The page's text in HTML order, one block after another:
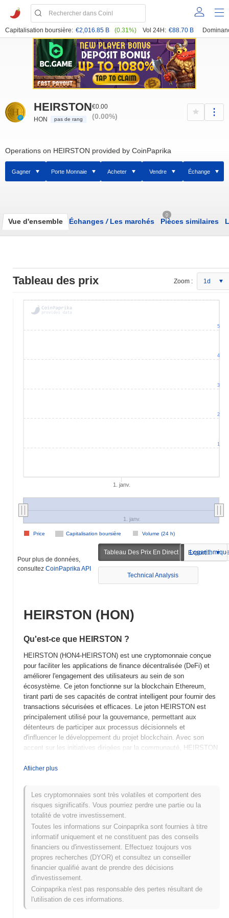
Capitalisation boursière: €2,016.85 B (0.31%) Vol 24H: €88.70 B
HEIRSTON
HON pas de rang
€0.00
(0.00%)
Operations on HEIRSTON provided by CoinPaprika
Gagner Porte Monnaie Acheter Vendre Échange
Vue d'ensemble Échanges /Les marchés
0
Pièces similaires
Tableau des prix Zoom : 1d
1. janv.
Capitalisation boursière Volume (24 h)
Price
1. janv.
1
2
3
4
5
Pour plus de données,
consultez CoinPaprika API
Tableau Des Prix En Direct Exportation
Technical Analysis
HEIRSTON (HON)
Qu'est-ce que HEIRSTON ?
HEIRSTON (HON4-HEIRSTON) est une cryptomonnaie conçue
pour faciliter les applications de finance décentralisée (DeFi) et
améliorer l'engagement des utilisateurs au sein de son
écosystème. Ce jeton fonctionne sur la blockchain Ethereum,
tirant parti de ses capacités de contrat intelligent pour fournir des
transactions sécurisées et efficaces. Le jeton HEIRSTON est
principalement utilisé pour la gouvernance, permettant aux
détenteurs de participer aux processus décisionnels et
d'influencer le développement du projet blockchain. Avec son
accent sur les initiatives dirigées par la communauté, HEIRSTON
transparence et l'accessibilité dans l'espace DeFi.
Quand et comment HEIRSTON a-t-il commencé ?
HEIRSTON (HON4-HEIRSTON) a été lancé en 2023, créé par une
équipe d'enthousiastes de la blockchain visant à fournir une
plateforme de finance décentralisée. Le projet a gagné en traction
avec son inscription initiale sur plusieurs échanges de
cryptomonnaies peu après son lancement, améliorant sa visibilité
sur le marché. Le développement précoce a été marqué par des
partenariats stratégiques et des initiatives d'engagement
communautaire, qui ont aidé à établir une base d'utilisateurs
Qu'est-ce qui attend HEIRSTON ?
Afiicher plus
Les cryptomonnaies sont très volatiles et comportent des
risques significatifs. Vous pourriez perdre une partie ou la
totalité de votre investissement.
Toutes les informations sur Coinpaprika sont fournies à titre
informatif uniquement et ne constituent pas des conseils
financiers ou d'investissement. Effectuez toujours vos
propres recherches (DYOR) et consultez un conseiller
financier qualifié avant de prendre des décisions
d'investissement.
Coinpaprika n'est pas responsable des pertes résultant de
l'utilisation de ces informations.